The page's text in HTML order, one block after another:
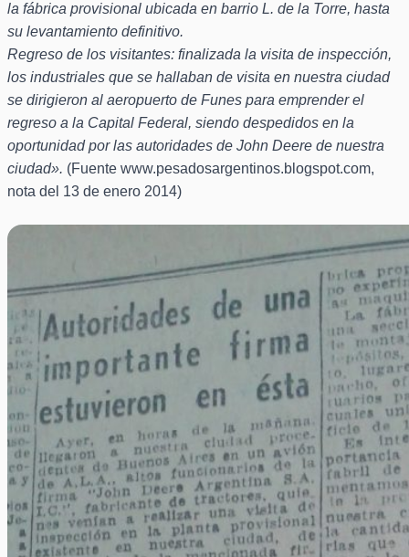
la fábrica provisional ubicada en barrio L. de la Torre, hasta
su levantamiento definitivo.
Regreso de los visitantes: finalizada la visita de inspección,
los industriales que se hallaban de visita en nuestra ciudad
se dirigieron al aeropuerto de Funes para emprender el
regreso a la Capital Federal, siendo despedidos en la
oportunidad por las autoridades de John Deere de nuestra
ciudad». (Fuente www.pesadosargentinos.blogspot.com,
nota del 13 de enero 2014)